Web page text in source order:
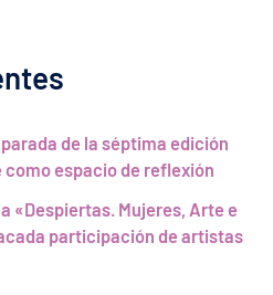
de la séptima edición
espacio de reflexión
«Despiertas. Mujeres, Arte e
participación de artistas